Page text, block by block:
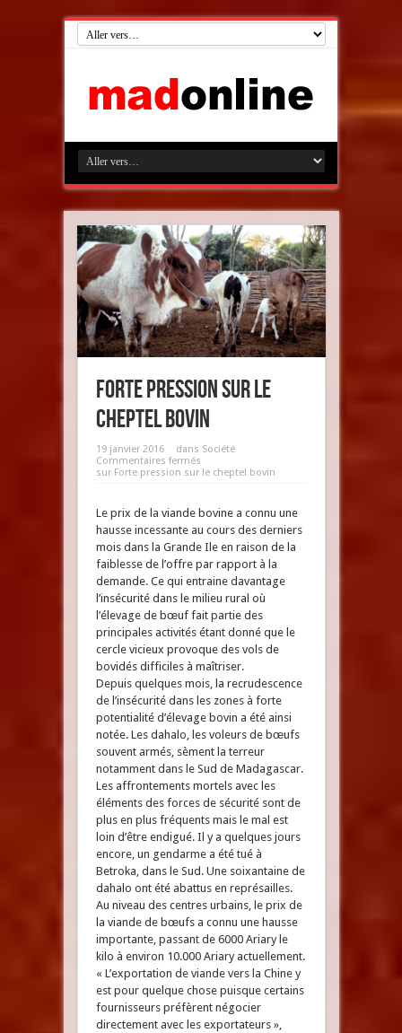
Forte pression sur le
cheptel bovin
19 janvier 2016 dans Société
Commentaires fermés
sur Forte pression sur le cheptel bovin
Le prix de la viande bovine a connu une
hausse incessante au cours des derniers
mois dans la Grande Ile en raison de la
faiblesse de l’offre par rapport à la
demande. Ce qui entraine davantage
l’insécurité dans le milieu rural où
l’élevage de bœuf fait partie des
principales activités étant donné que le
cercle vicieux provoque des vols de
bovidés difficiles à maîtriser.
Depuis quelques mois, la recrudescence
de l’insécurité dans les zones à forte
potentialité d’élevage bovin a été ainsi
notée. Les dahalo, les voleurs de bœufs
souvent armés, sèment la terreur
notamment dans le Sud de Madagascar.
Les affrontements mortels avec les
éléments des forces de sécurité sont de
plus en plus fréquents mais le mal est
loin d’être endigué. Il y a quelques jours
encore, un gendarme a été tué à
Betroka, dans le Sud. Une soixantaine de
dahalo ont été abattus en représailles.
Au niveau des centres urbains, le prix de
la viande de bœufs a connu une hausse
importante, passant de 6000 Ariary le
kilo à environ 10.000 Ariary actuellement.
« L’exportation de viande vers la Chine y
est pour quelque chose puisque certains
fournisseurs préfèrent négocier
directement avec les exportateurs »,